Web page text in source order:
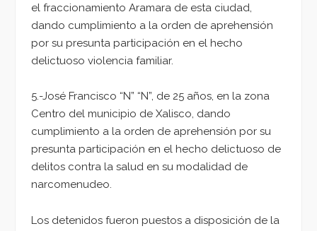
el fraccionamiento Aramara de esta ciudad,
dando cumplimiento a la orden de aprehensión
por su presunta participación en el hecho
delictuoso violencia familiar.
5.-José Francisco “N” “N”, de 25 años, en la zona
Centro del municipio de Xalisco, dando
cumplimiento a la orden de aprehensión por su
presunta participación en el hecho delictuoso de
delitos contra la salud en su modalidad de
narcomenudeo.
Los detenidos fueron puestos a disposición de la